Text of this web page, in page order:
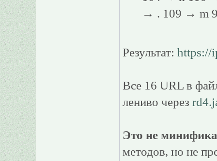
→ . 109 → m
Результат: https://
Все 16 URL в
лениво через
Это не
методов, но не